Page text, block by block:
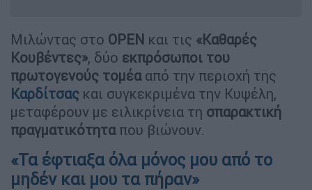
Μιλώντας στο OPEN και τις «Καθαρές
Κουβέντες», δύο εκπρόσωποι του
πρωτογενούς τομέααπό την περιοχή της
Καρδίτσας και συγκεκριμένα την Κυψέλη,
μεταφέρουν με ειλικρίνεια τη σπαρακτική
πραγματικότηταπου βιώνουν.
«Τα έφτιαξα όλα μόνος μου από το
μηδέν και μου τα πήραν»